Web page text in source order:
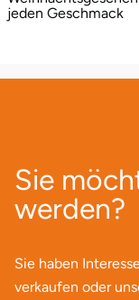
jeden Geschmack
Sie
werden?
Sie haben
verkaufen oder